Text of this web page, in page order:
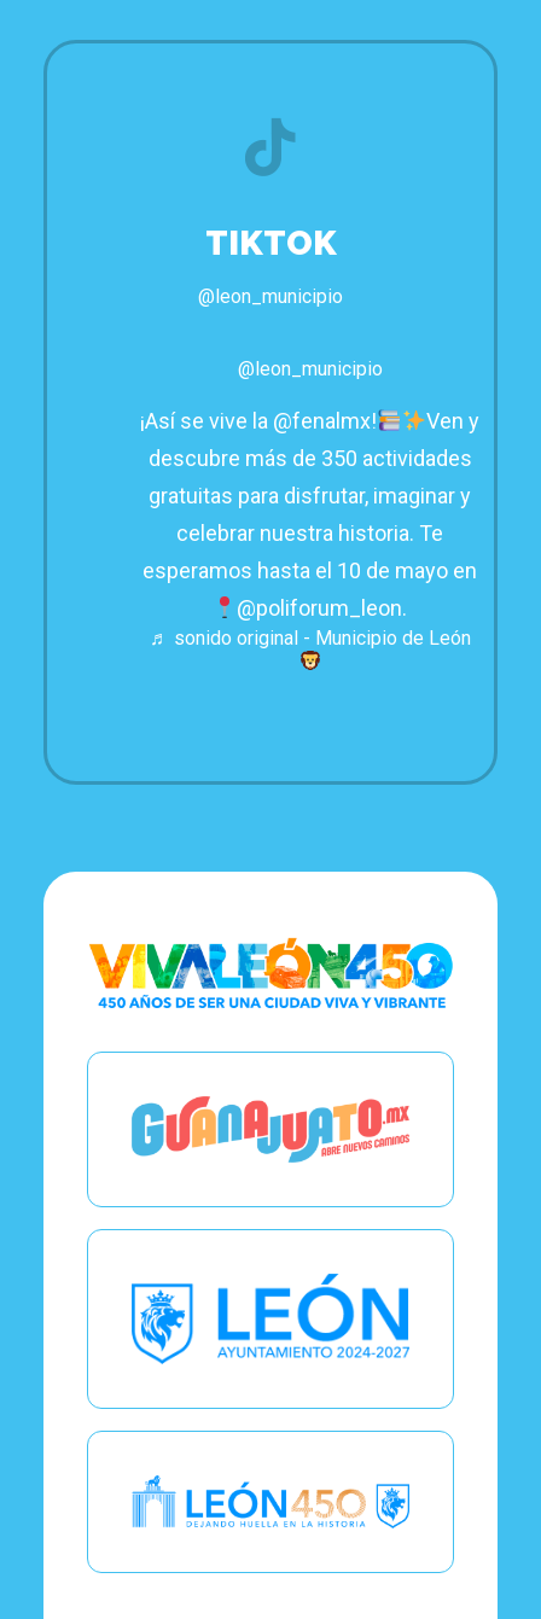
TIKTOK
@leon_municipio
@leon_municipio
¡Así se vive la @fenalmx!
Ven y
descubre más de 350 actividades
gratuitas para disfrutar, imaginar y
celebrar nuestra historia. Te
esperamos hasta el 10 de mayo en
@poliforum_leon.
♬ sonido original - Municipio de León